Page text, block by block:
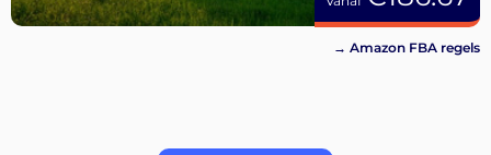
→ Amazon FBA regels